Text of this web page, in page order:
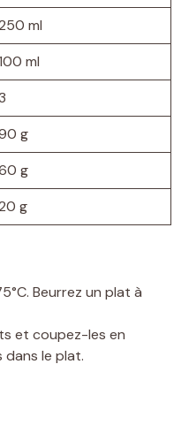
ml
ml
g
g
g
Beurrez un plat à
et coupez-les en
dans le plat.